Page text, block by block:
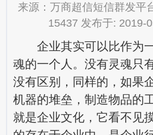
来源：万商超信短信群发平
15437 发布于: 2019-
企业其实可以比作为一
魂的一个人。没有灵魂只
没有区别，同样的，如果
机器的堆垒，制造物品的
就是企业文化，它看不见